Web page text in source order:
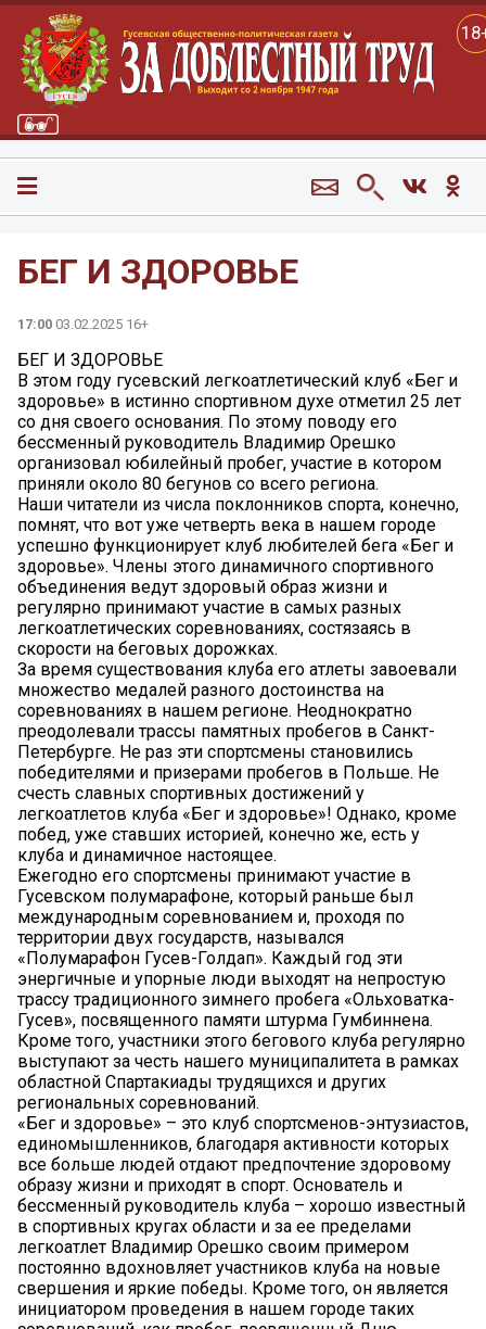
БЕГ И ЗДОРОВЬЕ
17:00 03.02.2025 16+
БЕГ И ЗДОРОВЬЕ
В этом году гусевский легкоатлетический клуб «Бег и
здоровье» в истинно спортивном духе отметил 25 лет
со дня своего основания. По этому поводу его
бессменный руководитель Владимир Орешко
организовал юбилейный пробег, участие в котором
приняли около 80 бегунов со всего региона.
Наши читатели из числа поклонников спорта, конечно,
помнят, что вот уже четверть века в нашем городе
успешно функционирует клуб любителей бега «Бег и
здоровье». Члены этого динамичного спортивного
объединения ведут здоровый образ жизни и
регулярно принимают участие в самых разных
легкоатлетических соревнованиях, состязаясь в
скорости на беговых дорожках.
За время существования клуба его атлеты завоевали
множество медалей разного достоинства на
соревнованиях в нашем регионе. Неоднократно
преодолевали трассы памятных пробегов в Санкт-
Петербурге. Не раз эти спортсмены становились
победителями и призерами пробегов в Польше. Не
счесть славных спортивных достижений у
легкоатлетов клуба «Бег и здоровье»! Однако, кроме
побед, уже ставших историей, конечно же, есть у
клуба и динамичное настоящее.
Ежегодно его спортсмены принимают участие в
Гусевском полумарафоне, который раньше был
международным соревнованием и, проходя по
территории двух государств, назывался
«Полумарафон Гусев-Голдап». Каждый год эти
энергичные и упорные люди выходят на непростую
трассу традиционного зимнего пробега «Ольховатка-
Гусев», посвященного памяти штурма Гумбиннена.
Кроме того, участники этого бегового клуба регулярно
выступают за честь нашего муниципалитета в рамках
областной Спартакиады трудящихся и других
региональных соревнований.
«Бег и здоровье» – это клуб спортсменов-энтузиастов,
единомышленников, благодаря активности которых
все больше людей отдают предпочтение здоровому
образу жизни и приходят в спорт. Основатель и
бессменный руководитель клуба – хорошо известный
в спортивных кругах области и за ее пределами
легкоатлет Владимир Орешко своим примером
постоянно вдохновляет участников клуба на новые
свершения и яркие победы. Кроме того, он является
инициатором проведения в нашем городе таких